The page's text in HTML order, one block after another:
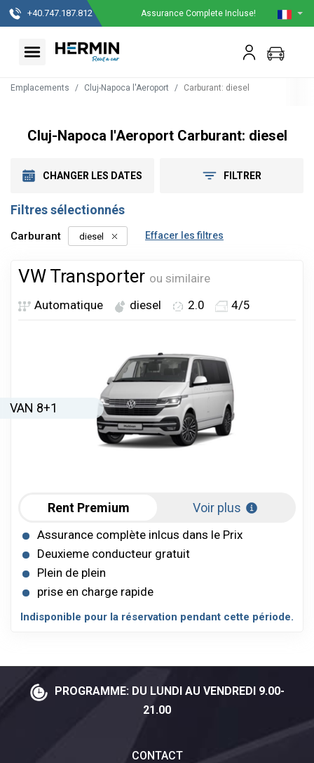
+40.747.187.812 Assurance Complete Incluse!
Emplacements Cluj-Napoca l'Aeroport Carburant: diesel
Cluj-Napoca l'Aeroport Carburant: diesel
CHANGER LES DATES FILTRER
Filtres sélectionnés
Carburant diesel Effacer les filtres
VW Transporter ou similaire
Automatique
diesel 2.0 4/5
VAN 8+1
Rent Premium Voir plus
Assurance complète inlcus dans le Prix
Deuxieme conducteur gratuit
Plein de plein
prise en charge rapide
Indisponible pour la réservation pendant cette période.
PROGRAMME: DU LUNDI AU VENDREDI 9.00-
21.00
CONTACT